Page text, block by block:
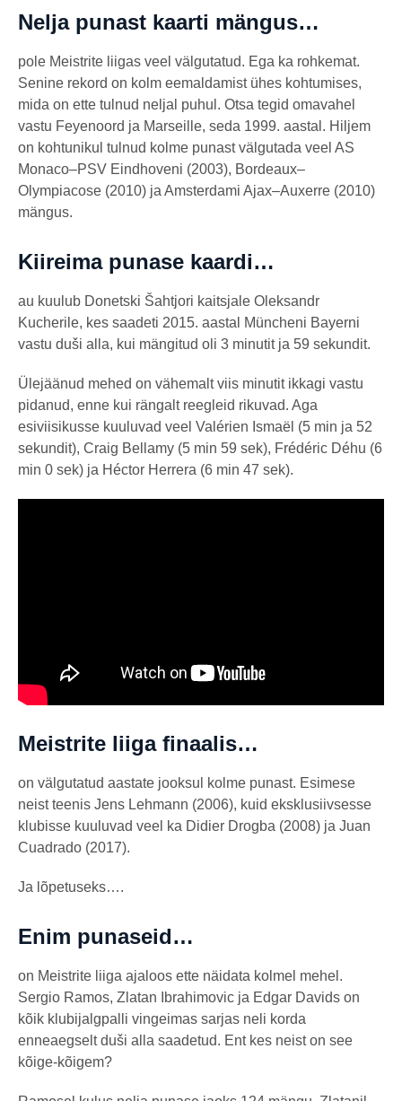
Nelja punast kaarti mängus…
pole Meistrite liigas veel välgutatud. Ega ka rohkemat.
Senine rekord on kolm eemaldamist ühes kohtumises,
mida on ette tulnud neljal puhul. Otsa tegid omavahel
vastu Feyenoord ja Marseille, seda 1999. aastal. Hiljem
on kohtunikul tulnud kolme punast välgutada veel AS
Monaco–PSV Eindhoveni (2003), Bordeaux–
Olympiacose (2010) ja Amsterdami Ajax–Auxerre (2010)
mängus.
Kiireima punase kaardi…
au kuulub Donetski Šahtjori kaitsjale Oleksandr
Kucherile, kes saadeti 2015. aastal Müncheni Bayerni
vastu duši alla, kui mängitud oli 3 minutit ja 59 sekundit.
Ülejäänud mehed on vähemalt viis minutit ikkagi vastu
pidanud, enne kui rängalt reegleid rikuvad. Aga
esiviisikusse kuuluvad veel Valérien Ismaël (5 min ja 52
sekundit), Craig Bellamy (5 min 59 sek), Frédéric Déhu (6
min 0 sek) ja Héctor Herrera (6 min 47 sek).
Meistrite liiga finaalis…
on välgutatud aastate jooksul kolme punast. Esimese
neist teenis Jens Lehmann (2006), kuid eksklusiivsesse
klubisse kuuluvad veel ka Didier Drogba (2008) ja Juan
Cuadrado (2017).
Ja lõpetuseks….
Enim punaseid…
on Meistrite liiga ajaloos ette näidata kolmel mehel.
Sergio Ramos, Zlatan Ibrahimovic ja Edgar Davids on
kõik klubijalgpalli vingeimas sarjas neli korda
enneaegselt duši alla saadetud. Ent kes neist on see
kõige-kõigem?